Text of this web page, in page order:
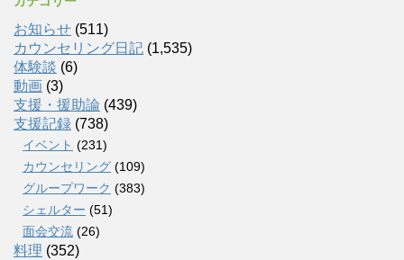
お知らせ (511)
カウンセリング日記 (1,535)
体験談 (6)
動画 (3)
支援・援助論 (439)
支援記録 (738)
イベント (231)
カウンセリング (109)
グループワーク (383)
シェルター (51)
面会交流 (26)
料理 (352)